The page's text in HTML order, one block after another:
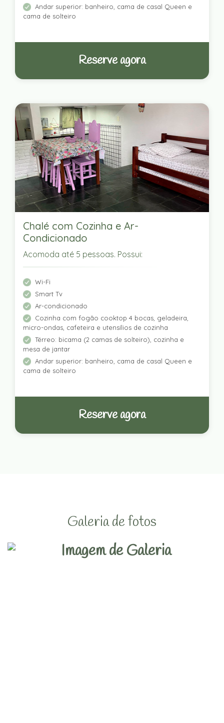
Andar superior: banheiro, cama de casal Queen e
cama de solteiro
Reserve agora
Chalé com Cozinha e Ar-
Condicionado
Acomoda até 5 pessoas. Possui:
Wi-Fi
Smart Tv
Ar-condicionado
Cozinha com fogão cooktop 4 bocas, geladeira,
micro-ondas, cafeteira e utensílios de cozinha
Térreo: bicama (2 camas de solteiro), cozinha e
mesa de jantar
Andar superior: banheiro, cama de casal Queen e
cama de solteiro
Reserve agora
Galeria de fotos